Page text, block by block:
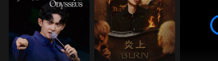
#南機場夜市 #老饕brunch #南機場美食